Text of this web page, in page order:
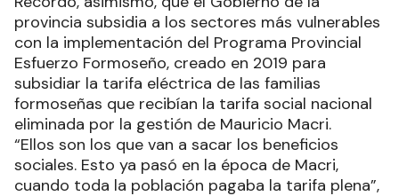
provincia subsidia a los sectores más vulnerables
con la implementación del Programa Provincial
Esfuerzo Formoseño, creado en 2019 para
subsidiar la tarifa eléctrica de las familias
formoseñas que recibían la tarifa social nacional
eliminada por la gestión de Mauricio Macri.
“Ellos son los que van a sacar los beneficios
sociales. Esto ya pasó en la época de Macri,
cuando toda la población pagaba la tarifa plena”,